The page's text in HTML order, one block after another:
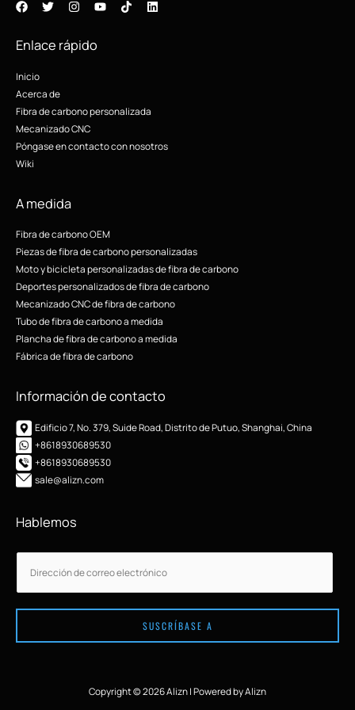
Enlace rápido
Inicio
Acerca de
Fibra de carbono personalizada
Mecanizado CNC
Póngase en contacto con nosotros
Wiki
A medida
Fibra de carbono OEM
Piezas de fibra de carbono personalizadas
Moto y bicicleta personalizadas de fibra de carbono
Deportes personalizados de fibra de carbono
Mecanizado CNC de fibra de carbono
Tubo de fibra de carbono a medida
Plancha de fibra de carbono a medida
Fábrica de fibra de carbono
Información de contacto
Edificio 7, No. 379, Suide Road, Distrito de Putuo, Shanghai, China
+8618930689530
+8618930689530
sale@alizn.com
Hablemos
C
o
r
r
o
SUSCRÍBASE A
Copyright © 2026 Alizn | Powered by Alizn